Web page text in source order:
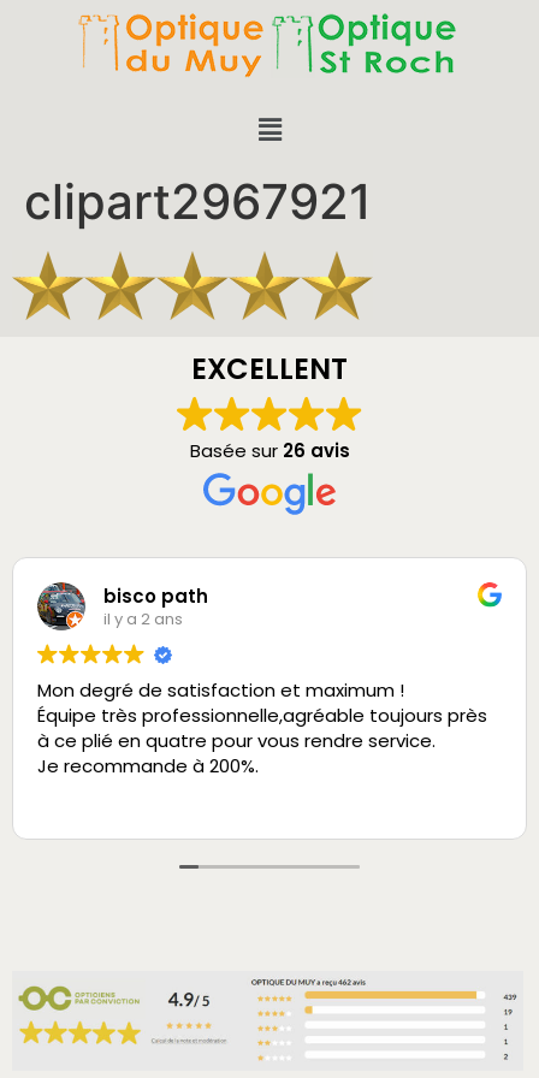
clipart2967921
EXCELLENT
Basée sur 26 avis
bisco path
il y a 2 ans
Mon degré de satisfaction et maximum !
Équipe très professionnelle,agréable toujours près
à ce plié en quatre pour vous rendre service.
Je recommande à 200%.